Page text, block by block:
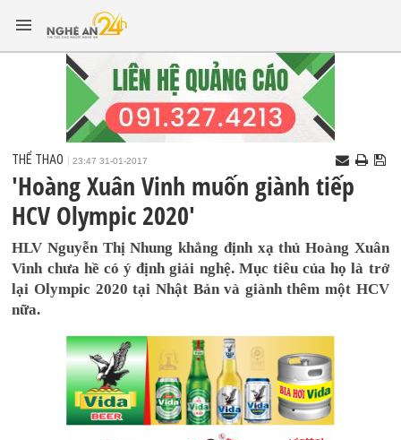
THỂ THAO 23:47 31-01-2017
'Hoàng Xuân Vinh muốn giành tiếp
HCV Olympic 2020'
HLV Nguyễn Thị Nhung khẳng định xạ thủ Hoàng Xuân
Vinh chưa hề có ý định giải nghệ. Mục tiêu của họ là trở
lại Olympic 2020 tại Nhật Bản và giành thêm một HCV
nữa.